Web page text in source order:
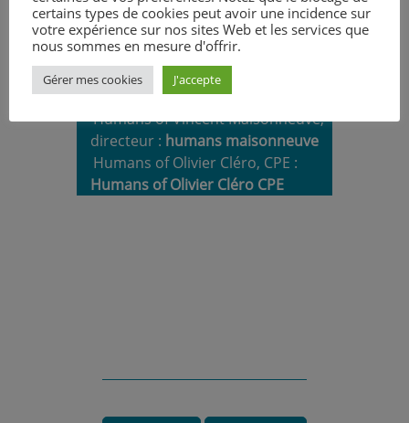
Consulter les différents entretiens :
Humans of Vincent Maisonneuve,
directeur : humans maisonneuve
Humans of Olivier Cléro, CPE :
Humans of Olivier Cléro CPE
certains types de cookies peut avoir une incidence sur
votre expérience sur nos sites Web et les services que
nous sommes en mesure d'offrir.
Gérer mes cookies J'accepte